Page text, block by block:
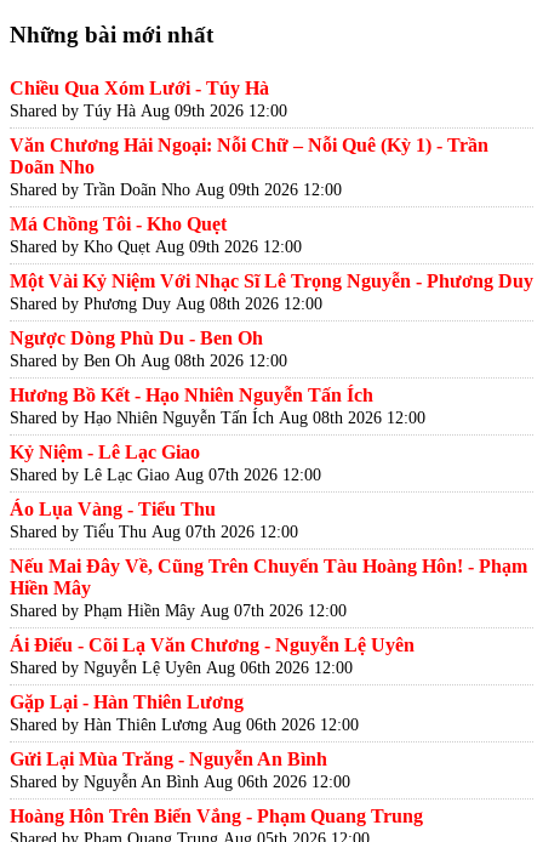
Những bài mới nhất
Chiều Qua Xóm Lưới - Túy Hà
Shared by Túy Hà Aug 09th 2026 12:00
Văn Chương Hải Ngoại: Nỗi Chữ – Nỗi Quê (Kỳ 1) - Trần
Doãn Nho
Shared by Trần Doãn Nho Aug 09th 2026 12:00
Má Chồng Tôi - Kho Quẹt
Shared by Kho Quẹt Aug 09th 2026 12:00
Một Vài Kỷ Niệm Với Nhạc Sĩ Lê Trọng Nguyễn - Phương Duy
Shared by Phương Duy Aug 08th 2026 12:00
Ngược Dòng Phù Du - Ben Oh
Shared by Ben Oh Aug 08th 2026 12:00
Hương Bồ Kết - Hạo Nhiên Nguyễn Tấn Ích
Shared by Hạo Nhiên Nguyễn Tấn Ích Aug 08th 2026 12:00
Kỷ Niệm - Lê Lạc Giao
Shared by Lê Lạc Giao Aug 07th 2026 12:00
Áo Lụa Vàng - Tiểu Thu
Shared by Tiểu Thu Aug 07th 2026 12:00
Nếu Mai Đây Về, Cũng Trên Chuyến Tàu Hoàng Hôn! - Phạm
Hiền Mây
Shared by Phạm Hiền Mây Aug 07th 2026 12:00
Ái Điểu - Cõi Lạ Văn Chương - Nguyễn Lệ Uyên
Shared by Nguyễn Lệ Uyên Aug 06th 2026 12:00
Gặp Lại - Hàn Thiên Lương
Shared by Hàn Thiên Lương Aug 06th 2026 12:00
Gửi Lại Mùa Trăng - Nguyễn An Bình
Shared by Nguyễn An Bình Aug 06th 2026 12:00
Hoàng Hôn Trên Biển Vắng - Phạm Quang Trung